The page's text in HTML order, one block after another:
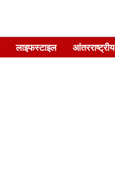
लाइफस्टाइल आंतरराष्ट्रीय